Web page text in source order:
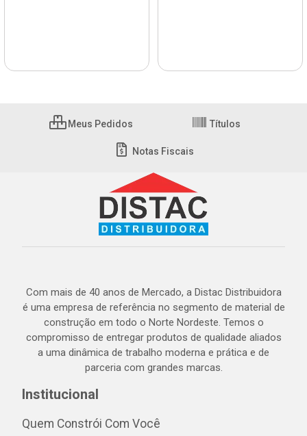
Meus Pedidos Títulos
Notas Fiscais
Com mais de 40 anos de Mercado, a Distac Distribuidora
é uma empresa de referência no segmento de material de
construção em todo o Norte Nordeste. Temos o
compromisso de entregar produtos de qualidade aliados
a uma dinâmica de trabalho moderna e prática e de
parceria com grandes marcas.
Institucional
Quem Constrói Com Você